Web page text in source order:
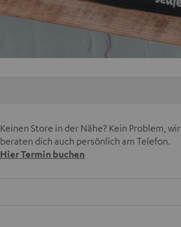
Keinen Store in der Nähe? Kein Problem, wir
beraten dich auch persönlich am Telefon.
Hier Termin buchen